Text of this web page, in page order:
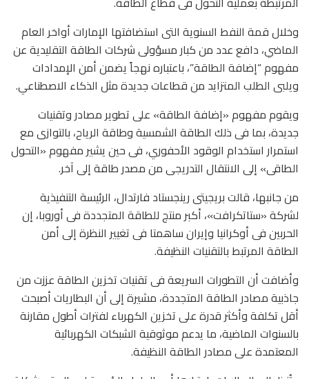
وخلال قمة النفط السنوية التى استضافتها الإمارات أواخر العام
الماضي، دافع عدد من كبار مسؤولى شركات الطاقة التقليدية عن
مفهوم “إضافة الطاقة”، باعتباره نهجاً يضمن أمن الإمدادات
ويلبى الطلب المتزايد من قطاعات جديدة مثل الذكاء الاصطناعي.
ويقوم مفهوم «إضافة الطاقة» على تطوير مصادر وتقنيات
جديدة، بما فى ذلك الطاقة الشمسية وطاقة الرياح، بالتوازى مع
استمرار استخدام الوقود الأحفوري، فى حين يشير مفهوم «التحول
الطاقى» إلى الانتقال التدريجى من مصدر طاقة إلى آخر.
من جانبها، قالت بريجيتى رينجستاد فارتدال، الرئيسة التنفيذية
لشركة «ستاتكرافت»، أكبر منتج للطاقة المتجددة فى أوروبا، إن
الحربين فى أوكرانيا وإيران ساهمتا فى تغيير النظرة إلى أمن
الطاقة المرتبط بالتقنيات النظيفة.
وأضافت أن التطورات السريعة فى تقنيات تخزين الطاقة عززت من
جاذبية مصادر الطاقة المتجددة، مشيرة إلى أن البطاريات أصبحت
أقل تكلفة وأكثر قدرة على تخزين الكهرباء لفترات أطول مقارنة
بالسنوات الماضية، ما يدعم موثوقية الشبكات الكهربائية
المعتمدة على مصادر الطاقة النظيفة.